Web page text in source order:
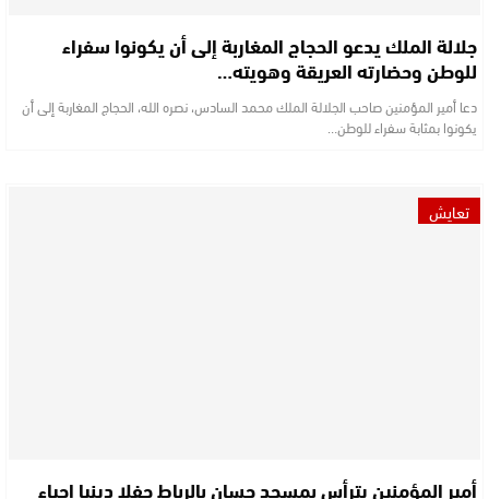
جلالة الملك يدعو الحجاج المغاربة إلى أن يكونوا سفراء
للوطن وحضارته العريقة وهويته…
دعا أمير المؤمنين صاحب الجلالة الملك محمد السادس، نصره الله، الحجاج المغاربة إلى أن
يكونوا بمثابة سفراء للوطن…
تعايش
أمير المؤمنين يترأس بمسجد حسان بالرباط حفلا دينيا إحياء